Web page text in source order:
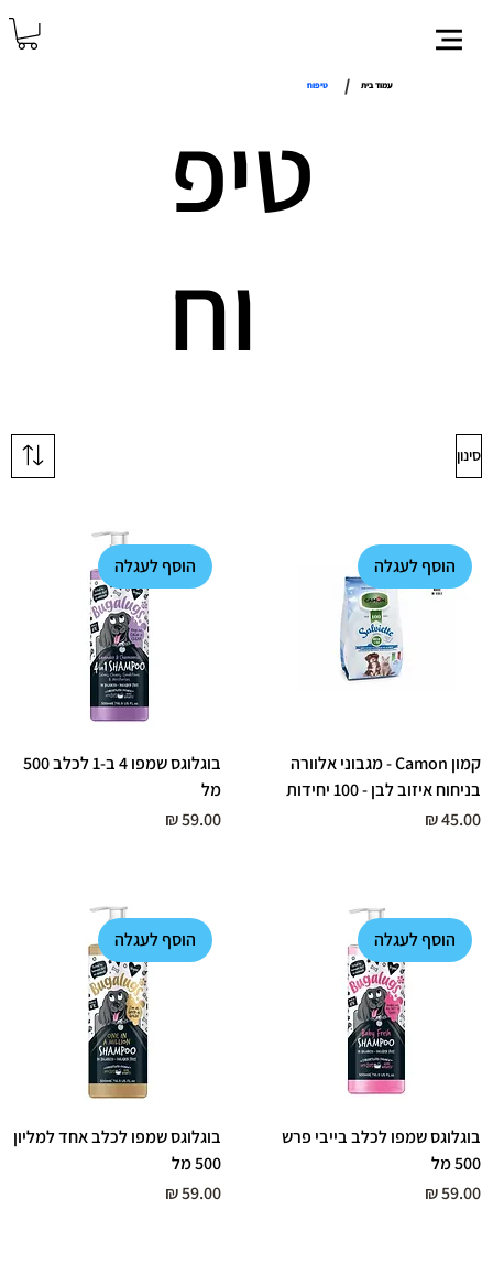
טיפ
וח
עמוד בית / טיפוח
סינון
הוסף לעגלה
קמון Camon - מגבוני אלוורה
בניחוח איזוב לבן - 100 יחידות
מחיר
הוסף לעגלה
בוגלוגס שמפו 4 ב-1 לכלב 500
מל
מחיר
הוסף לעגלה
בוגלוגס שמפו לכלב בייבי פרש
500 מל
מחיר
הוסף לעגלה
בוגלוגס שמפו לכלב אחד למליון
500 מל
מחיר